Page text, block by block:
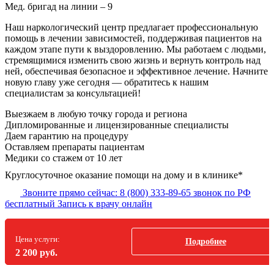
Мед. бригад на линии – 9
Наш наркологический центр предлагает профессиональную
помощь в лечении зависимостей, поддерживая пациентов на
каждом этапе пути к выздоровлению. Мы работаем с людьми,
стремящимися изменить свою жизнь и вернуть контроль над
ней, обеспечивая безопасное и эффективное лечение. Начните
новую главу уже сегодня — обратитесь к нашим
специалистам за консультацией!
Выезжаем в любую точку города и региона
Дипломированные и лицензированные специалисты
Даем гарантию на процедуру
Оставляем препараты пациентам
Медики со стажем от 10 лет
Круглосуточное оказание помощи на дому и в клинике*
Звоните прямо сейчас: 8 (800) 333-89-65 звонок по РФ
бесплатный Запись к врачу онлайн
Цена услуги:
2 200 руб.
Подробнее